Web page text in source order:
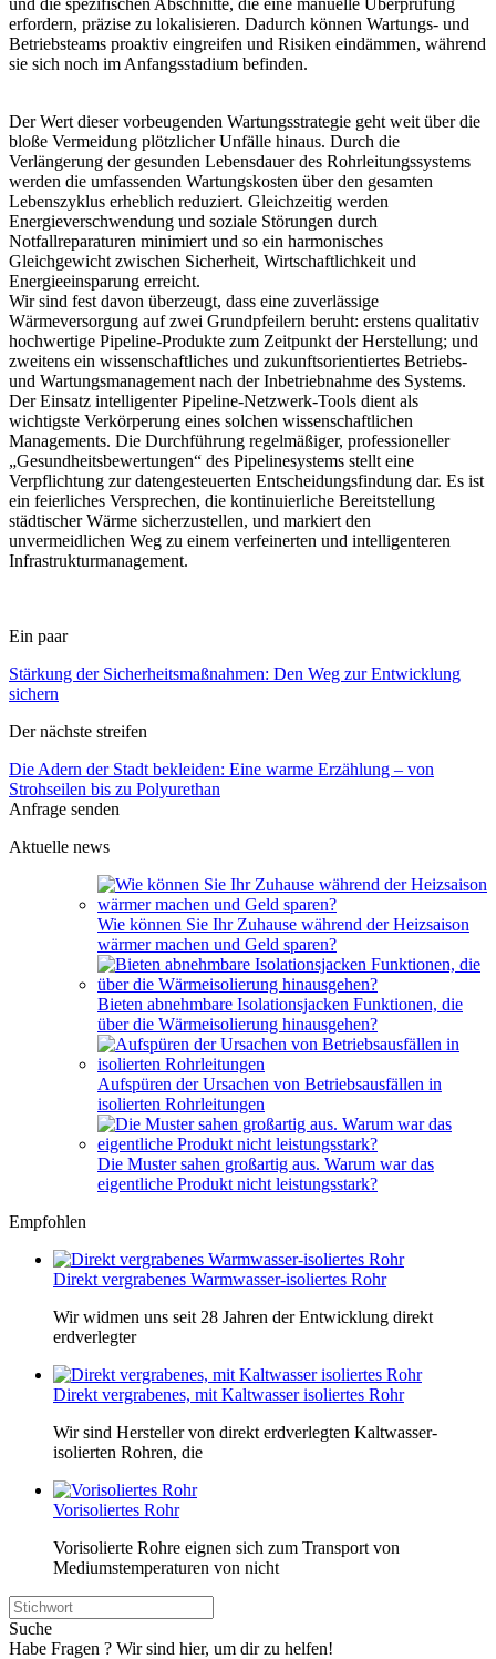
erfordern, präzise zu lokalisieren. Dadurch können Wartungs- und
Betriebsteams proaktiv eingreifen und Risiken eindämmen, während
sie sich noch im Anfangsstadium befinden.
Der Wert dieser vorbeugenden Wartungsstrategie geht weit über die
bloße Vermeidung plötzlicher Unfälle hinaus. Durch die
Verlängerung der gesunden Lebensdauer des Rohrleitungssystems
werden die umfassenden Wartungskosten über den gesamten
Lebenszyklus erheblich reduziert. Gleichzeitig werden
Energieverschwendung und soziale Störungen durch
Notfallreparaturen minimiert und so ein harmonisches
Gleichgewicht zwischen Sicherheit, Wirtschaftlichkeit und
Energieeinsparung erreicht.
Wir sind fest davon überzeugt, dass eine zuverlässige
Wärmeversorgung auf zwei Grundpfeilern beruht: erstens qualitativ
hochwertige Pipeline-Produkte zum Zeitpunkt der Herstellung; und
zweitens ein wissenschaftliches und zukunftsorientiertes Betriebs-
und Wartungsmanagement nach der Inbetriebnahme des Systems.
Der Einsatz intelligenter Pipeline-Netzwerk-Tools dient als
wichtigste Verkörperung eines solchen wissenschaftlichen
Managements. Die Durchführung regelmäßiger, professioneller
„Gesundheitsbewertungen“ des Pipelinesystems stellt eine
Verpflichtung zur datengesteuerten Entscheidungsfindung dar. Es ist
ein feierliches Versprechen, die kontinuierliche Bereitstellung
städtischer Wärme sicherzustellen, und markiert den
unvermeidlichen Weg zu einem verfeinerten und intelligenteren
Infrastrukturmanagement.
Ein paar
Stärkung der Sicherheitsmaßnahmen: Den Weg zur Entwicklung
sichern
Der nächste streifen
Die Adern der Stadt bekleiden: Eine warme Erzählung – von
Strohseilen bis zu Polyurethan
Anfrage senden
Aktuelle news
Wie können Sie Ihr Zuhause während der Heizsaison
wärmer machen und Geld sparen?
Bieten abnehmbare Isolationsjacken Funktionen, die
über die Wärmeisolierung hinausgehen?
Aufspüren der Ursachen von Betriebsausfällen in
isolierten Rohrleitungen
Die Muster sahen großartig aus. Warum war das
eigentliche Produkt nicht leistungsstark?
Empfohlen
Direkt vergrabenes Warmwasser-isoliertes Rohr
Wir widmen uns seit 28 Jahren der Entwicklung direkt
erdverlegter
Direkt vergrabenes, mit Kaltwasser isoliertes Rohr
Wir sind Hersteller von direkt erdverlegten Kaltwasser-
isolierten Rohren, die
Vorisoliertes Rohr
Vorisolierte Rohre eignen sich zum Transport von
Mediumstemperaturen von nicht
Suche
Habe Fragen ? Wir sind hier, um dir zu helfen!